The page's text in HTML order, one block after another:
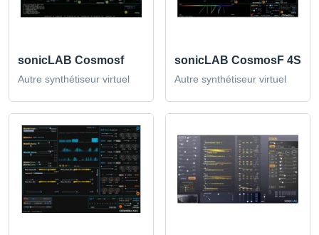
sonicLAB Cosmosf
Autre synthétiseur virtuel
sonicLAB CosmosF 4S
Autre synthétiseur virtuel